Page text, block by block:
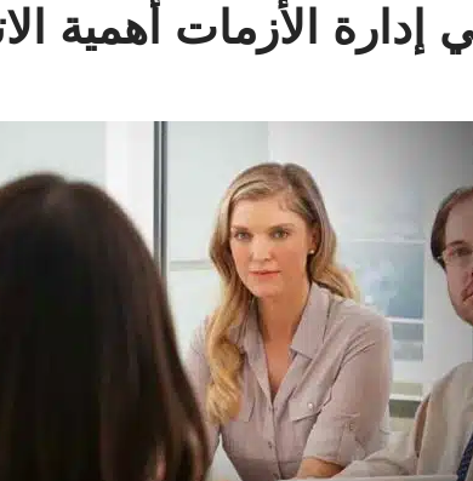
إدارة الأزمات أهمية